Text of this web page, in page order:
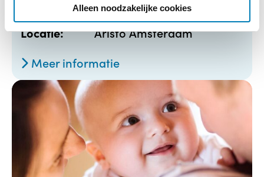
Alleen noodzakelijke cookies
Startdatum: 15-09-2026
Locatie:
Aristo Amsterdam
Meer informatie